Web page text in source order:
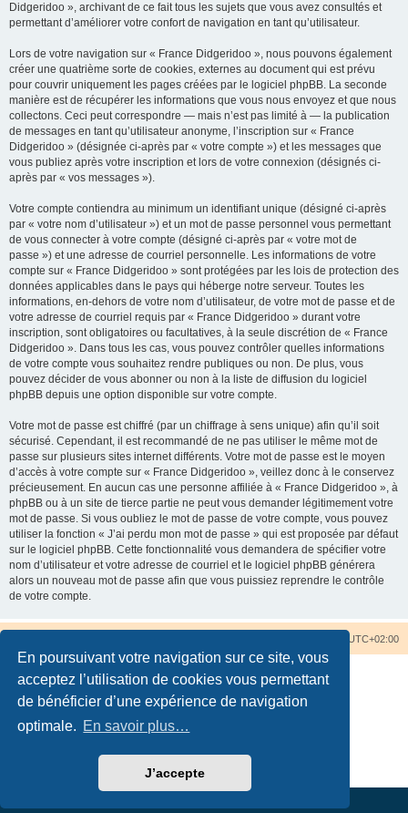
En poursuivant votre navigation sur ce site, vous
acceptez l’utilisation de cookies vous permettant
de bénéficier d’une expérience de navigation
optimale. En savoir plus…
J’accepte
Didgeridoo », archivant de ce fait tous les sujets que vous avez consultés et
permettant d’améliorer votre confort de navigation en tant qu’utilisateur.
Lors de votre navigation sur « France Didgeridoo », nous pouvons également
créer une quatrième sorte de cookies, externes au document qui est prévu
pour couvrir uniquement les pages créées par le logiciel phpBB. La seconde
manière est de récupérer les informations que vous nous envoyez et que nous
collectons. Ceci peut correspondre — mais n’est pas limité à — la publication
de messages en tant qu’utilisateur anonyme, l’inscription sur « France
Didgeridoo » (désignée ci-après par « votre compte ») et les messages que
vous publiez après votre inscription et lors de votre connexion (désignés ci-
après par « vos messages »).
Votre compte contiendra au minimum un identifiant unique (désigné ci-après
par « votre nom d’utilisateur ») et un mot de passe personnel vous permettant
de vous connecter à votre compte (désigné ci-après par « votre mot de
passe ») et une adresse de courriel personnelle. Les informations de votre
compte sur « France Didgeridoo » sont protégées par les lois de protection des
données applicables dans le pays qui héberge notre serveur. Toutes les
informations, en-dehors de votre nom d’utilisateur, de votre mot de passe et de
votre adresse de courriel requis par « France Didgeridoo » durant votre
inscription, sont obligatoires ou facultatives, à la seule discrétion de « France
Didgeridoo ». Dans tous les cas, vous pouvez contrôler quelles informations
de votre compte vous souhaitez rendre publiques ou non. De plus, vous
pouvez décider de vous abonner ou non à la liste de diffusion du logiciel
phpBB depuis une option disponible sur votre compte.
Votre mot de passe est chiffré (par un chiffrage à sens unique) afin qu’il soit
sécurisé. Cependant, il est recommandé de ne pas utiliser le même mot de
passe sur plusieurs sites internet différents. Votre mot de passe est le moyen
d’accès à votre compte sur « France Didgeridoo », veillez donc à le conservez
précieusement. En aucun cas une personne affiliée à « France Didgeridoo », à
phpBB ou à un site de tierce partie ne peut vous demander légitimement votre
mot de passe. Si vous oubliez le mot de passe de votre compte, vous pouvez
utiliser la fonction « J’ai perdu mon mot de passe » qui est proposée par défaut
sur le logiciel phpBB. Cette fonctionnalité vous demandera de spécifier votre
nom d’utilisateur et votre adresse de courriel et le logiciel phpBB générera
alors un nouveau mot de passe afin que vous puissiez reprendre le contrôle
de votre compte.
UTC+02:00
Traduction française officielle©
Confidentialité